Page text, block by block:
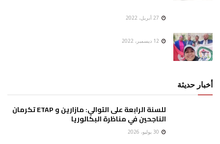
أخبار حديثة
للسنة الرابعة على التوالي: مازارين و ETAP تكرمان
الناجحين في مناظرة البكالوريا